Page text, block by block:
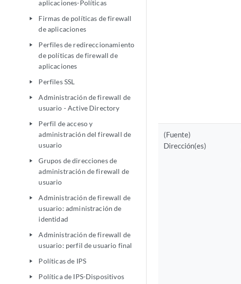
aplicaciones-Políticas
play_arrow
Firmas de políticas de firewall
de aplicaciones
play_arrow
Perfiles de redireccionamiento
de políticas de firewall de
aplicaciones
play_arrow Perfiles SSL
play_arrow
Administración de firewall de
usuario - Active Directory
play_arrow
Perfil de acceso y
administración del firewall de
usuario
play_arrow
Grupos de direcciones de
administración de firewall de
usuario
play_arrow
Administración de firewall de
usuario: administración de
identidad
play_arrow
Administración de firewall de
usuario: perfil de usuario final
play_arrow Políticas de IPS
play_arrow Política de IPS-Dispositivos
(Fuente)
Dirección(es)